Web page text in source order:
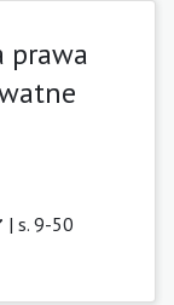
prawa
| s. 9-50